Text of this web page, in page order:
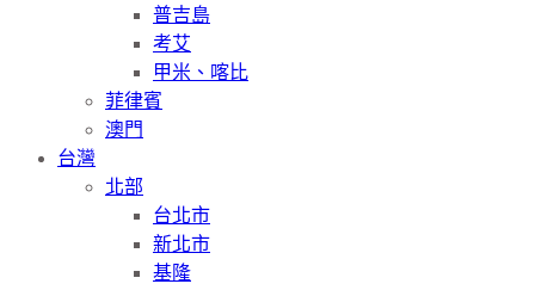
普吉島
考艾
甲米、喀比
菲律賓
澳門
台灣
北部
台北市
新北市
基隆